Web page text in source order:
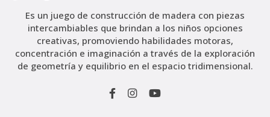
Es un juego de construcción de madera con piezas
intercambiables que brindan a los niños opciones
creativas, promoviendo habilidades motoras,
concentración e imaginación a través de la exploración
de geometría y equilibrio en el espacio tridimensional.